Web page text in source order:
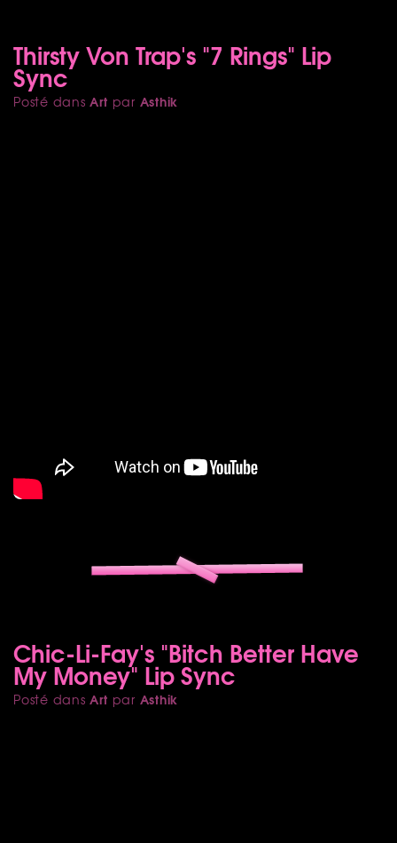
Thirsty Von Trap's "7 Rings" Lip
Sync
Posté dansArt par Asthik
Chic-Li-Fay's "Bitch Better Have
My Money" Lip Sync
Posté dansArt par Asthik